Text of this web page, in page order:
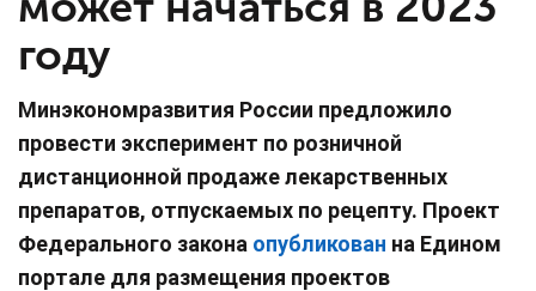
году
Минэкономразвития России предложило
провести эксперимент по розничной
дистанционной продаже лекарственных
препаратов, отпускаемых по рецепту. Проект
Федерального закона опубликован на Едином
портале для размещения проектов